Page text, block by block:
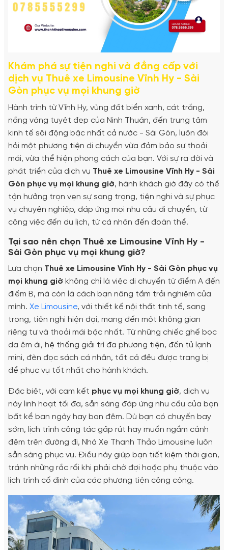
Khám phá sự tiện nghi và đẳng cấp với
dịch vụ Thuê xe Limousine Vĩnh Hy - Sài
Gòn phục vụ mọi khung giờ
Hành trình từ Vĩnh Hy, vùng đất biển xanh, cát trắng,
nắng vàng tuyệt đẹp của Ninh Thuận, đến trung tâm
kinh tế sôi động bậc nhất cả nước - Sài Gòn, luôn đòi
hỏi một phương tiện di chuyển vừa đảm bảo sự thoải
mái, vừa thể hiện phong cách của bạn. Với sự ra đời và
phát triển của dịch vụ Thuê xe Limousine Vĩnh Hy - Sài
Gòn phục vụ mọi khung giờ, hành khách giờ đây có thể
tận hưởng trọn vẹn sự sang trọng, tiện nghi và sự phục
vụ chuyên nghiệp, đáp ứng mọi nhu cầu di chuyển, từ
công việc đến du lịch, từ cá nhân đến đoàn thể.
Tại sao nên chọn Thuê xe Limousine Vĩnh Hy -
Sài Gòn phục vụ mọi khung giờ?
Lựa chọn Thuê xe Limousine Vĩnh Hy - Sài Gòn phục vụ
mọi khung giờ không chỉ là việc di chuyển từ điểm A đến
điểm B, mà còn là cách bạn nâng tầm trải nghiệm của
mình. Xe Limousine, với thiết kế nội thất tinh tế, sang
trọng, tiện nghi hiện đại, mang đến một không gian
riêng tư và thoải mái bậc nhất. Từ những chiếc ghế bọc
da êm ái, hệ thống giải trí đa phương tiện, đến tủ lạnh
mini, đèn đọc sách cá nhân, tất cả đều được trang bị
để phục vụ tốt nhất cho hành khách.
Đặc biệt, với cam kết phục vụ mọi khung giờ, dịch vụ
này linh hoạt tối đa, sẵn sàng đáp ứng nhu cầu của bạn
bất kể ban ngày hay ban đêm. Dù bạn có chuyến bay
sớm, lịch trình công tác gấp rút hay muốn ngắm cảnh
đêm trên đường đi, Nhà Xe Thanh Thảo Limousine luôn
sẵn sàng phục vụ. Điều này giúp bạn tiết kiệm thời gian,
tránh những rắc rối khi phải chờ đợi hoặc phụ thuộc vào
lịch trình cố định của các phương tiện công cộng.